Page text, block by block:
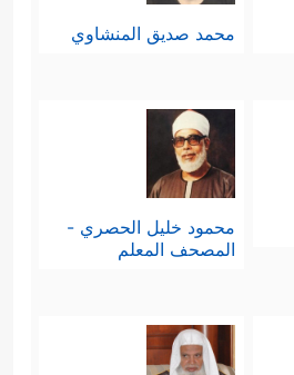
محمد صديق المنشاوي
محمود خليل الحصري -
المصحف المعلم